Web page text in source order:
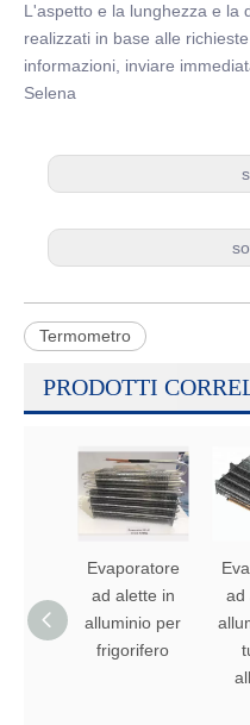
L'aspetto e la lunghezza e la
realizzati in base alle
informazioni, inviare
Selena
Termometro
PRODOTTI
Evaporatore
ad alette in
alluminio per
frigorifero
ad